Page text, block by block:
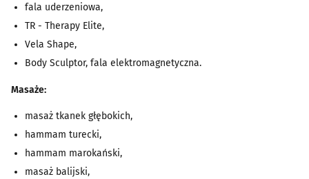
fala uderzeniowa,
TR - Therapy Elite,
Vela Shape,
Body Sculptor, fala elektromagnetyczna.
Masaże:
masaż tkanek głębokich,
hammam turecki,
hammam marokański,
masaż balijski,